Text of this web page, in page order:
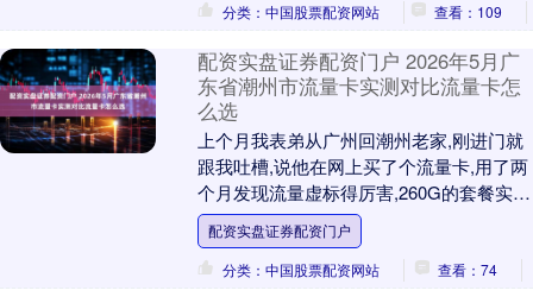
分类：中国股票配资网站
查看：109
配资实盘证券配资门户 2026年5月广
东省潮州市流量卡实测对比流量卡怎
么选
上个月我表弟从广州回潮州老家,刚进门就
跟我吐槽,说他在网上买了个流量卡,用了两
个月发现流量虚标得厉害,260G的套餐实际
能用到的连200G都不到。我当时就乐了,....
配资实盘证券配资门户
分类：中国股票配资网站
查看：74